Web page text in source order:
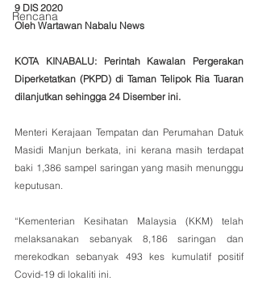
Rencana
9 DIS 2020
Oleh Wartawan Nabalu News
KOTA KINABALU: Perintah Kawalan Pergerakan
Diperketatkan (PKPD) di Taman Telipok Ria Tuaran
dilanjutkan sehingga 24 Disember ini.
Menteri Kerajaan Tempatan dan Perumahan Datuk
Masidi Manjun berkata, ini kerana masih terdapat
baki 1,386 sampel saringan yang masih menunggu
keputusan.
“Kementerian Kesihatan Malaysia (KKM) telah
melaksanakan sebanyak 8,186 saringan dan
merekodkan sebanyak 493 kes kumulatif positif
Covid-19 di lokaliti ini.